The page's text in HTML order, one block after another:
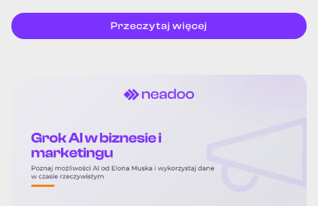
Przeczytaj więcej